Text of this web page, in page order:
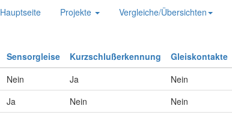
Hauptseite Projekte Vergleiche/Übersichten
Sensorgleise Kurzschlußerkennung Gleiskontakte
Nein Ja Nein
Ja Nein Nein